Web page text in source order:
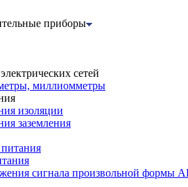
приборы
сетей
миллиомметры
изоляции
заземления
сигнала произвольной формы